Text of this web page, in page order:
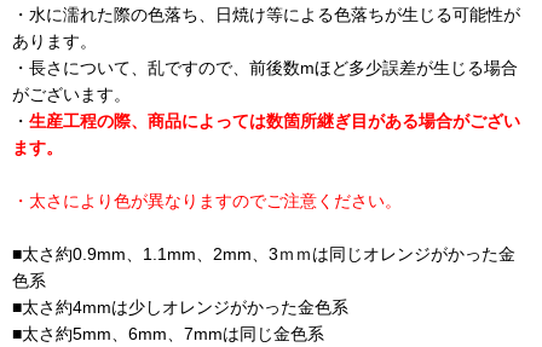
・水に濡れた際の色落ち、日焼け等による色落ちが生じる可能性が
あります。
・長さについて、乱ですので、前後数mほど多少誤差が生じる場合
がございます。
・ 生産工程の際、商品によっては数箇所継ぎ目がある場合がござい
ます。
・太さにより色が異なりますのでご注意ください。
■太さ約0.9mm、1.1mm、2mm、3ｍｍは同じオレンジがかった金
色系
■太さ約4mmは少しオレンジがかった金色系
■太さ約5mm、6mm、7mmは同じ金色系